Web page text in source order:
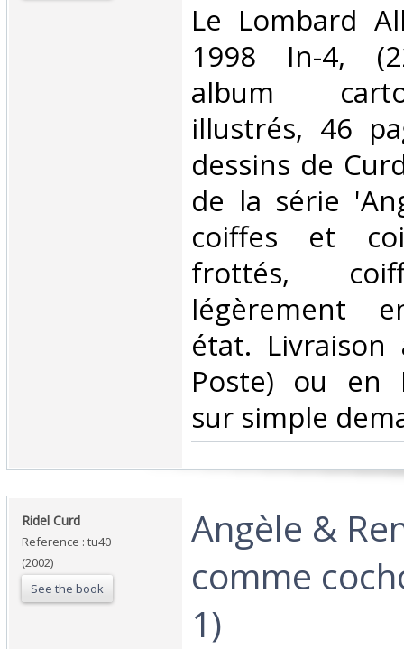
‎Le Lombard
1998 In-4,
album
illustrés, 46
dessins de
de la série
coiffes et
frottés,
légèrement
état. Livraison
Poste) ou en
sur simple
‎Ridel Curd‎
Reference : tu40
(2002)
See the book
‎Angèle &
comme
1)‎